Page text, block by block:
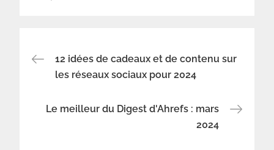
Navigation
de
12 idées de cadeaux et de contenu sur
les réseaux sociaux pour 2024
Le meilleur du Digest d'Ahrefs : mars
2024